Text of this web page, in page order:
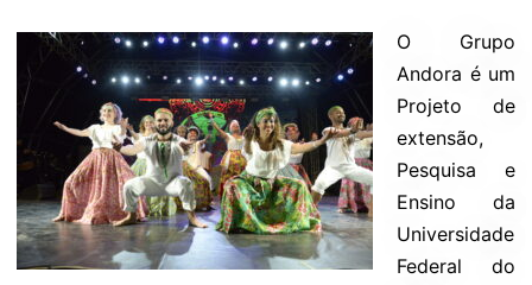
O Grupo
Andora é um
Projeto de
extensão,
Pesquisa e
Ensino da
Universidade
Federal do